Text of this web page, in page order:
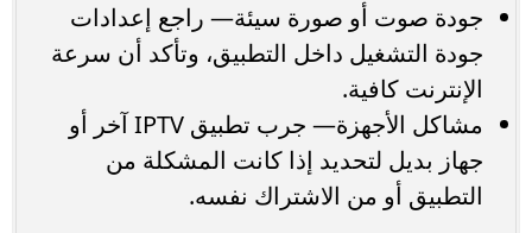
جودة صوت أو صورة سيئة— راجع إعدادات
جودة التشغيل داخل التطبيق، وتأكد أن سرعة
الإنترنت كافية.
مشاكل الأجهزة— جرب تطبيق IPTV آخر أو
جهاز بديل لتحديد إذا كانت المشكلة من
التطبيق أو من الاشتراك نفسه.